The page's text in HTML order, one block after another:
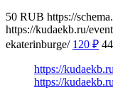
50 RUB https://
https://kudaekb.ru/
ekaterinburge/ 120 ₽ 44
https://
https://